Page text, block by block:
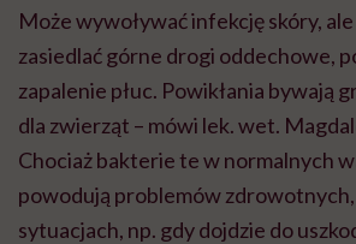
Może wywoływać infekcję skóry,
zasiedlać górne drogi oddechowe,
zapalenie płuc. Powikłania bywają
dla zwierząt – mówi lek. wet.
Chociaż bakterie te w normalnych
powodują problemów
sytuacjach, np. gdy dojdzie do